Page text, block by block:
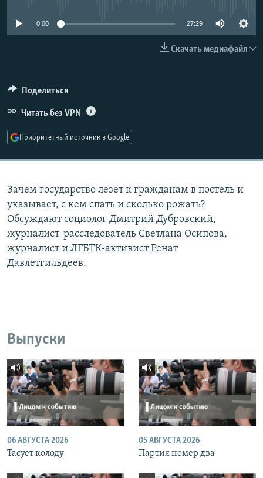
Все сайты РСЕ/РС
0:00 27:29
Скачать медиафайл
Поделиться
Читать без VPN
Приоритетный источник в Google
Зачем государство лезет к гражданам в постель и
указывает, с кем спать и сколько рожать?
Обсуждают социолог Дмитрий Дубровский,
журналист-расследователь Светлана Осипова,
журналист и ЛГБТК-активист Ренат
Давлетгильдеев.
Выпуски
06 АВГУСТА 2026
Тасует колоду
05 АВГУСТА 2026
Партия номер два